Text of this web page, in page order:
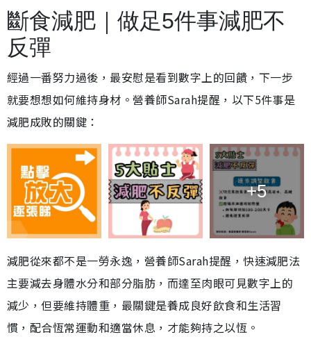
斷食減肥｜做足5件事減肥不
反彈
經過一番努力過後，最安慰是看到數字上的回饋，下一步
就要想想如何維持身材。營養師Sarah提醒，以下5件事是
減肥成敗的關鍵：
+5
減肥從來都不是一勞永逸，營養師Sarah提醒，快速減肥法
主要減去身體水分和部分脂肪，而達至肉眼可見數字上的
減少，但要維持體重，最關鍵是養成良好飲食和生活習
慣，配合恆常運動和適當休息，才能夠持之以恆。